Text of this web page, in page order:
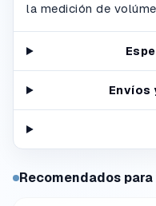
la medición de
Envíos
Recomendados